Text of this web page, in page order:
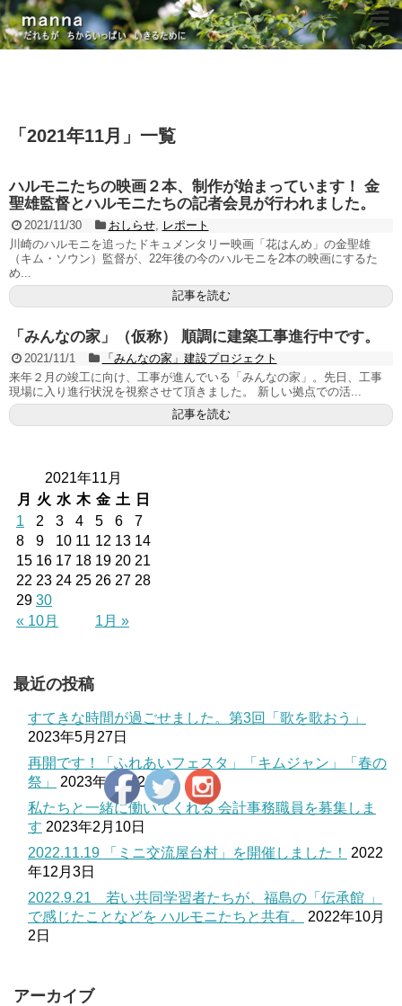
「 2021年11月 」 一覧
ハルモニたちの映画２本、制作が始まっています！ 金
聖雄監督とハルモニたちの記者会見が行われました。
2021/11/30 おしらせ,
レポート
川崎のハルモニを追ったドキュメンタリー映画「花はんめ」の金聖雄
（キム・ソウン）監督が、22年後の今のハルモニを2本の映画にするた
め...
記事を読む
「みんなの家」（仮称） 順調に建築工事進行中です。
2021/11/1
「みんなの家」建設プロジェクト
来年２月の竣工に向け、工事が進んでいる「みんなの家」。先日、工事
現場に入り進行状況を視察させて頂きました。 新しい拠点での活...
記事を読む
2021年11月
月
火 水 木 金 土 日
« 10月 1月 »
1 2 3 4 5 6
7
8
9 10 11 12 13 14
15 16 17 18 19 20 21
22 23 24 25 26 27 28
29 30
最近の投稿
すてきな時間が過ごせました。第3回「歌を歌おう」
2023年5月27日
再開です！「ふれあいフェスタ」「キムジャン」「春の
祭」
2023年3月12日
私たちと一緒に働いてくれる 会計事務職員を募集しま
す 2023年2月10日
2022.11.19 「ミニ交流屋台村」を開催しました！
2022
年12月3日
2022.9.21 若い共同学習者たちが、福島の「伝承館 」
で感じたことなどを ハルモニたちと共有。
2022年10月
2日
アーカイブ